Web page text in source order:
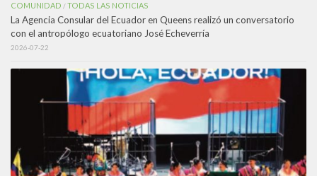
COMUNIDAD /TODAS LAS NOTICIAS
La Agencia Consular del Ecuador en Queens realizó un conversatorio
con el antropólogo ecuatoriano José Echeverría
2026-07-22